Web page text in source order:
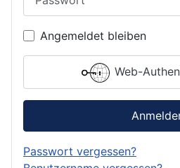
Angemeldet bleiben
Web-
Passwort vergessen?